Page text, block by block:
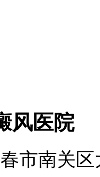
风医院
市南关